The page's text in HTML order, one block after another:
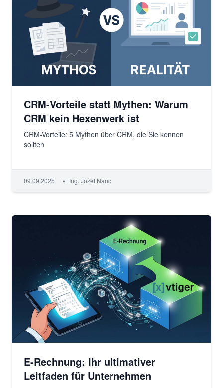
CRM-Vorteile statt Mythen: Warum
CRM kein Hexenwerk ist
CRM-Vorteile: 5 Mythen über CRM, die Sie kennen
sollten
09.09.2025 • Ing. Jozef Nano
E-Rechnung: Ihr ultimativer
Leitfaden für Unternehmen